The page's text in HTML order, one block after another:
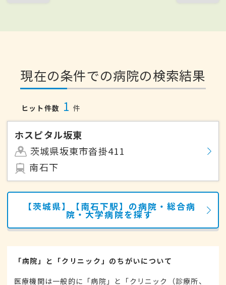
現在の条件での病院の検索結果
ヒット件数 1 件
ホスピタル坂東
茨城県坂東市沓掛411
南石下
【茨城県】【南石下駅】の病院・総合病
院・大学病院を探す
「病院」と「クリニック」のちがいについて
医療機関は一般的に「病院」と「クリニック（診療所、